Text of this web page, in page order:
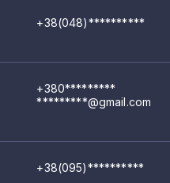
+38(048)**********
+380*********
*********@gmail.com
+38(095)**********